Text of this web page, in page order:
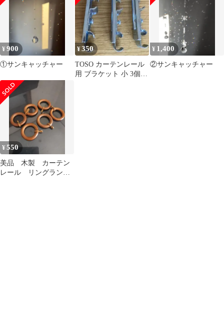
¥900
①サンキャッチャー
¥350
TOSO カーテンレール
用 ブラケット 小 3個セ
¥ 1,400
②サンキャッチャー
¥550
美品 木製 カーテン
レール リングランナ